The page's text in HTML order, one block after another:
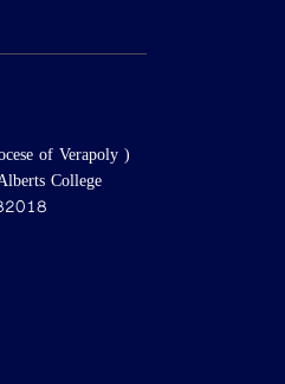
of Verapoly )
College